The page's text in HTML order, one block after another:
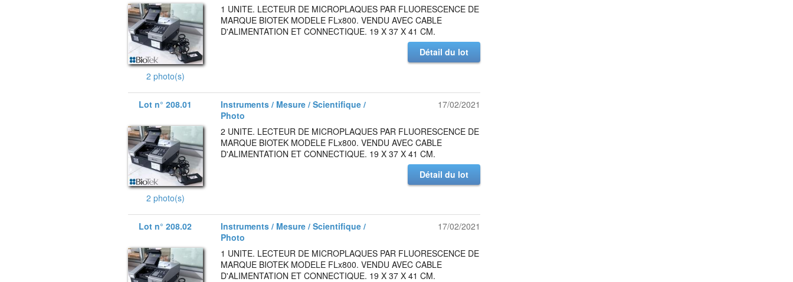
2 photo(s)
1 UNITE. LECTEUR DE MICROPLAQUES PAR FLUORESCENCE DE
MARQUE BIOTEK MODELE FLx800. VENDU AVEC CABLE
D'ALIMENTATION ET CONNECTIQUE. 19 X 37 X 41 CM.
Détail du lot
Lot n° 208.01
Instruments / Mesure / Scientifique /
Photo
17/02/2021
2 photo(s)
2 UNITE. LECTEUR DE MICROPLAQUES PAR FLUORESCENCE DE
MARQUE BIOTEK MODELE FLx800. VENDU AVEC CABLE
D'ALIMENTATION ET CONNECTIQUE. 19 X 37 X 41 CM.
Détail du lot
Lot n° 208.02
Instruments / Mesure / Scientifique /
Photo
17/02/2021
1 UNITE. LECTEUR DE MICROPLAQUES PAR FLUORESCENCE DE
MARQUE BIOTEK MODELE FLx800. VENDU AVEC CABLE
D'ALIMENTATION ET CONNECTIQUE. 19 X 37 X 41 CM.